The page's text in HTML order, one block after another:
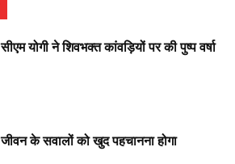
सीएम योगी ने शिवभक्त कांवड़ियों पर की पुष्प वर्षा
जीवन के सवालों को खुद पहचानना होगा